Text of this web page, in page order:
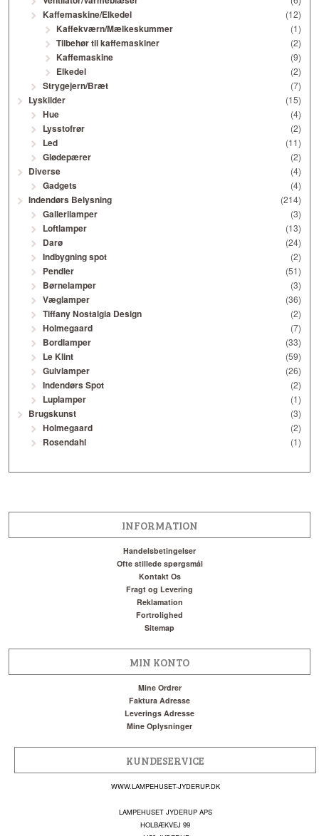
Kaffemaskine/Elkedel (12)
Kaffekværn/Mælkeskummer (1)
Tilbehør til kaffemaskiner (2)
Kaffemaskine (9)
Elkedel (2)
Strygejern/Bræt (7)
Lyskilder (15)
Hue (4)
Lysstofrør (2)
Led (11)
Glødepærer (2)
Diverse (4)
Gadgets (4)
Indendørs Belysning (214)
Gallerilamper (3)
Loftlamper (13)
Darø (24)
Indbygning spot (2)
Pendler (51)
Børnelamper (3)
Væglamper (36)
Tiffany Nostalgia Design (2)
Holmegaard (7)
Bordlamper (33)
Le Klint (59)
Gulvlamper (26)
Indendørs Spot (2)
Luplamper (1)
Brugskunst (3)
Holmegaard (2)
Rosendahl (1)
INFORMATION
Handelsbetingelser
Ofte stillede spørgsmål
Kontakt Os
Fragt og Levering
Reklamation
Fortrolighed
Sitemap
MIN KONTO
Mine Ordrer
Faktura Adresse
Leverings Adresse
Mine Oplysninger
KUNDESERVICE
WWW.LAMPEHUSET-JYDERUP.DK
LAMPEHUSET JYDERUP APS
HOLBÆKVEJ 99